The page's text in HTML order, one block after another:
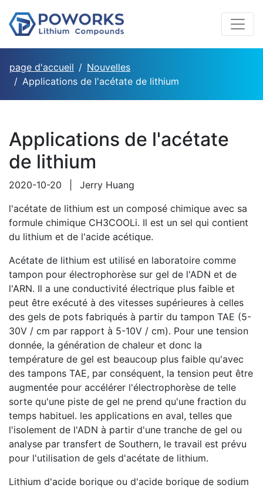
page d'accueil
Nouvelles
Applications de l'acétate de lithium
Applications de l'acétate
de lithium
2020-10-20
Jerry Huang
l'acétate de lithium est un composé chimique avec sa
formule chimique CH3COOLi. Il est un sel qui contient
du lithium et de l'acide acétique.
Acétate de lithium est utilisé en laboratoire comme
tampon pour électrophorèse sur gel de l'ADN et de
l'ARN. Il a une conductivité électrique plus faible et
peut être exécuté à des vitesses supérieures à celles
des gels de pots fabriqués à partir du tampon TAE (5-
30V / cm par rapport à 5-10V / cm). Pour une tension
donnée, la génération de chaleur et donc la
température de gel est beaucoup plus faible qu'avec
des tampons TAE, par conséquent, la tension peut être
augmentée pour accélérer l'électrophorèse de telle
sorte qu'une piste de gel ne prend qu'une fraction du
temps habituel. les applications en aval, telles que
l'isolement de l'ADN à partir d'une tranche de gel ou
analyse par transfert de Southern, le travail est prévu
pour l'utilisation de gels d'acétate de lithium.
Lithium d'acide borique ou d'acide borique de sodium